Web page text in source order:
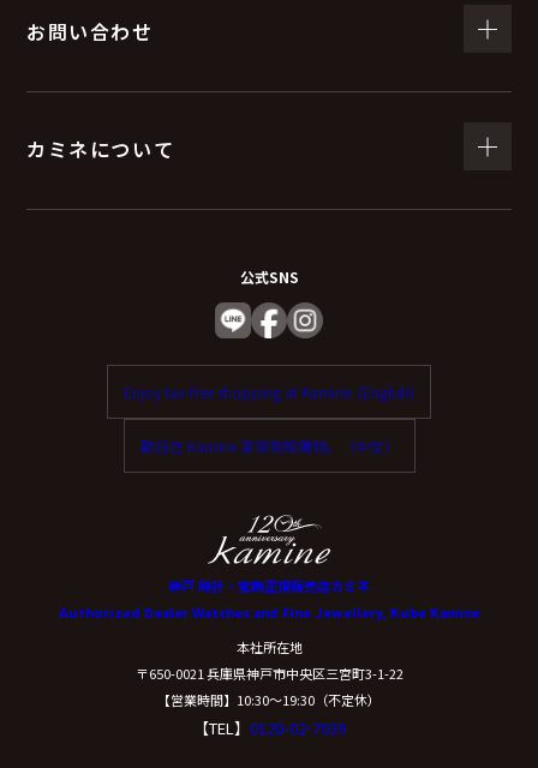
置にて個人情報の取扱いを行っている企業を選定し、委
果
個人情報を与えることは任意です。
は、お問い合わせ内容に回答できない可能性がありま
（７）保有個人データの開示等および問い合わ
せ窓口について
ご本人からの求めにより、当社が保有する保有個人デー
たは削除、利用停止、消去、第三者提供の停止および第
三者提供記録の開示（以下、開示等という）に応じま
開示等に応ずる窓口は、下記「当社の個人情報の取扱い
に関する苦情、相談等の問合せ先」を参照してくださ
（８）本人が容易に認識できない方法による個
お問い合わせ
カミネについて
公式SNS
Enjoy tax-free shopping at Kamine. (English)
歡迎在 Kamine 享受免稅購物。（中文）
神戸 時計・宝飾正規販売店カミネ
Authorized Dealer Watches and Fine Jewellery, Kobe Kamine
本社所在地
〒650-0021 兵庫県神戸市中央区三宮町3-1-22
【営業時間】10:30〜19:30（不定休）
【TEL】 0120-02-7039